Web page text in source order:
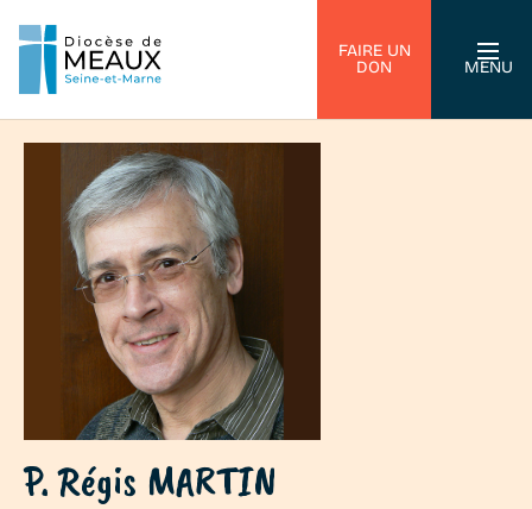
FAIRE UN
DON
MENU
P. Régis MARTIN